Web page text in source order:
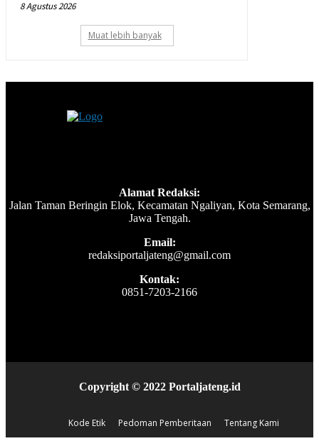
8 Agustus 2026
Muat lebih banyak
Alamat Redaksi:
Jalan Taman Beringin Elok, Kecamatan Ngaliyan, Kota Semarang,
Jawa Tengah.
Email:
redaksiportaljateng@gmail.com
Kontak:
0851-7203-2166
Copyright © 2022 Portaljateng.id
Kode Etik Pedoman Pemberitaan Tentang Kami